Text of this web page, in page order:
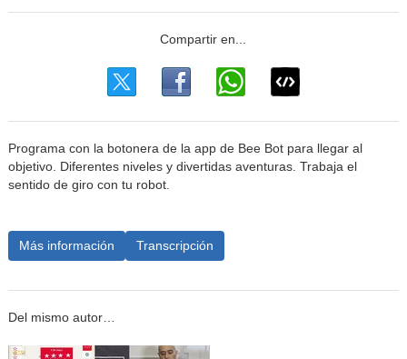
Programa con la botonera de la app de Bee Bot para llegar al
objetivo. Diferentes niveles y divertidas aventuras. Trabaja el
sentido de giro con tu robot.
Más información Transcripción
Del mismo autor…